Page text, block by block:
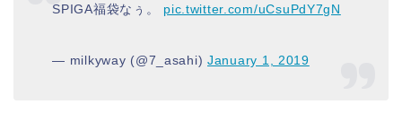
SPIGA福袋なぅ。 pic.twitter.com/uCsuPdY7gN
— milkyway (@7_asahi)January 1, 2019